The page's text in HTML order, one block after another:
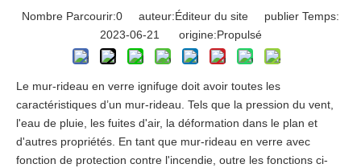
Nombre Parcourir:0 auteur:Éditeur du site publier Temps:
2023-06-21 origine:Propulsé
Le mur-rideau en verre ignifuge doit avoir toutes les
caractéristiques d’un mur-rideau. Tels que la pression du vent,
l'eau de pluie, les fuites d'air, la déformation dans le plan et
d'autres propriétés. En tant que mur-rideau en verre avec
fonction de protection contre l'incendie, outre les fonctions ci-